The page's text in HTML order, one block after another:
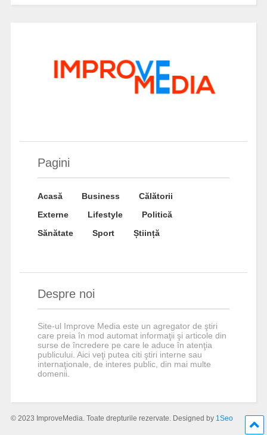
Pagini
Acasă Business
Călătorii
Externe
Lifestyle
Politică
Sănătate
Sport Știință
Despre noi
Site-ul Improve Media este un agregator de ştiri
care preia în mod automat informaţii şi articole din
surse de încredere pe care le aduce în atenţia
publicului. Aici veţi putea citi ştiri interne sau
internaţionale, de interes public, din mai multe
domenii.
© 2023 ImproveMedia. Toate drepturile rezervate. Designed by 1Seo